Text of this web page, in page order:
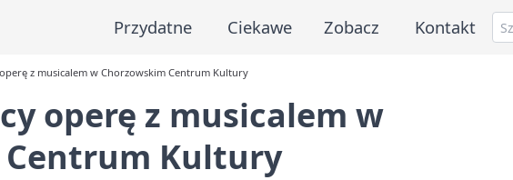
Przydatne Ciekawe Zobacz Kontakt
operę z musicalem w Chorzowskim Centrum Kultury
operę z musicalem w
Kultury